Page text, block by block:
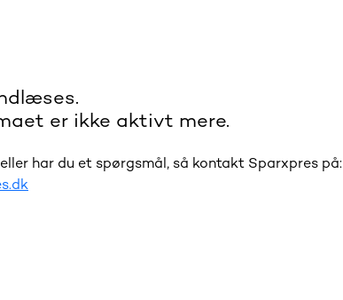
er ikke aktivt mere.
har du et spørgsmål, så kontakt Sparxpres på: